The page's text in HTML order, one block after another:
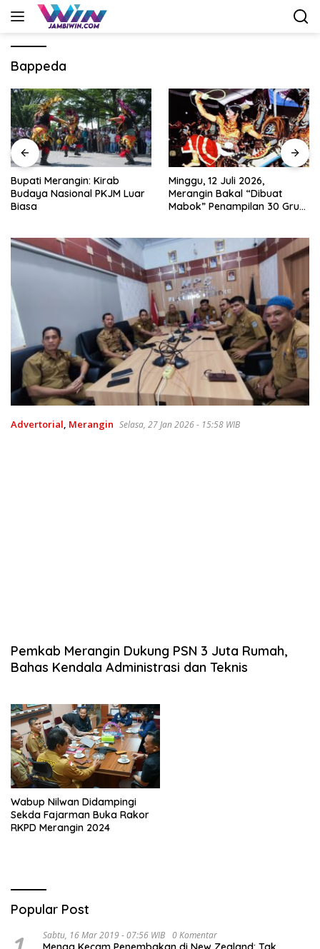
Langsung
Bappeda
Bupati Merangin: Kirab
Budaya Nasional PKJM Luar
Biasa
Minggu, 12 Juli 2026,
Merangin Bakal “Dibuat
Mabok” Penampilan 30 Grup
Advertorial, Merangin Selasa, 27 Jan 2026 - 15:58 WIB
Pemkab Merangin Dukung PSN 3 Juta Rumah,
Bahas Kendala Administrasi dan Teknis
Wabup Nilwan Didampingi
Sekda Fajarman Buka Rakor
RKPD Merangin 2024
Popular Post
Sabtu, 16 Mar 2019 - 07:56 WIB 0 Komentar